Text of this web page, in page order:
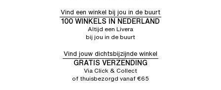
Vind een winkel bij jou in de buurt
100 WINKELS IN NEDERLAND
Altijd een Livera
bij jou in de buurt
Vind jouw dichtsbijzijnde winkel
GRATIS VERZENDING
Via Click & Collect
of thuisbezorgd vanaf €65